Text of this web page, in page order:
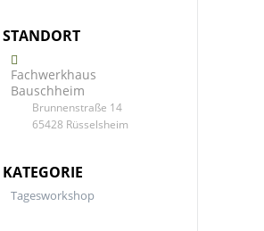
STANDORT
Fachwerkhaus
Bauschheim
Brunnenstraße 14
65428 Rüsselsheim
KATEGORIE
Tagesworkshop